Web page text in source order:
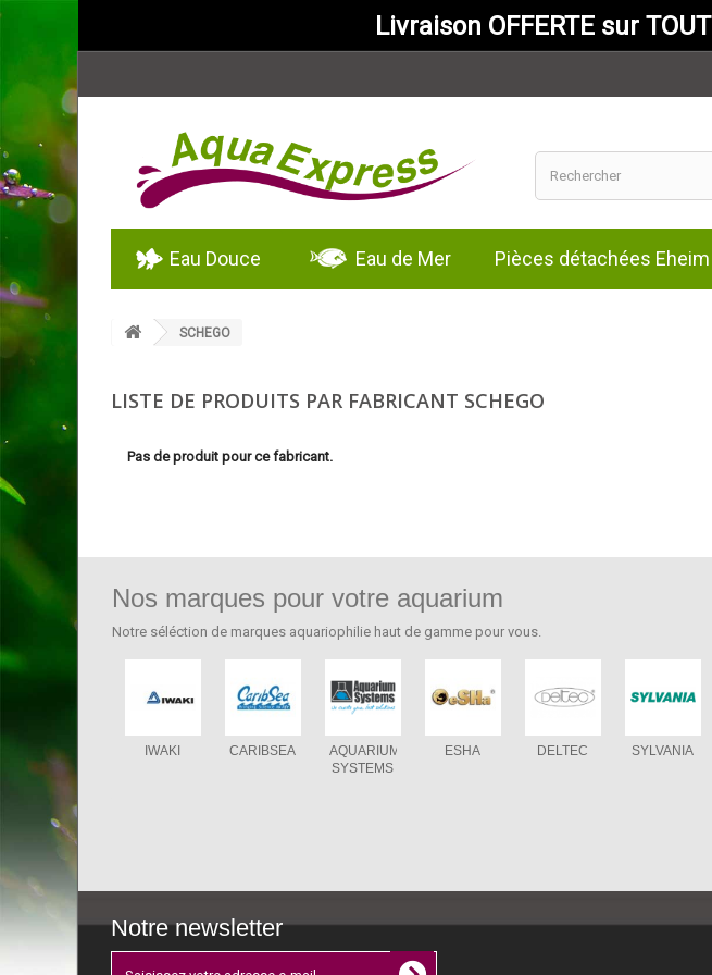
Livraison OFFERTE sur
Eau Douce Eau de Mer Pièces détachées Eheim
SCHEGO
LISTE DE PRODUITS PAR FABRICANT SCHEGO
Pas de produit pour ce fabricant.
Nos marques pour votre aquarium
Notre séléction de marques aquariophilie haut de gamme pour vous.
IWAKI CARIBSEA
AQUARIUM
SYSTEMS
ESHA DELTEC SYLVANIA
Notre newsletter